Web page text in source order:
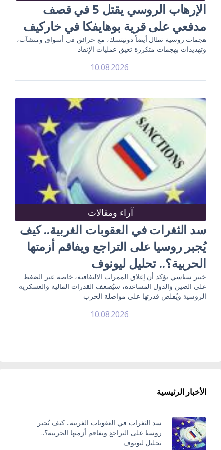
الإرهاب الروسي يقتل 5 في قصف
مدفعي على قرية بوهايفكا في خاركيف
هجمات روسية تطال أيضاً دونيتسك، مع حرائق في أسواق ومنشآت،
وتهديدات بهجمات متكررة تعيق عمليات الإنقاذ
10.08.2026
آراء ومقالات
سد الثغرات في العقوبات الغربية.. كيف
يُجبر روسيا على التراجع ويفاقم أزمتها
الحربية؟.. تحليل ليونوف
خبير سياسي يؤكد أن إغلاق الممرات الالتفافية، خاصة عبر الضغط
على الصين والدول المساعدة، سيُضعف القدرات المالية والعسكرية
الروسية ويُقلص قدرتها على مواصلة الحرب
10.08.2026
الأخبار الرئيسية
سد الثغرات في العقوبات الغربية.. كيف يُجبر
روسيا على التراجع ويفاقم أزمتها الحربية؟..
تحليل ليونوف